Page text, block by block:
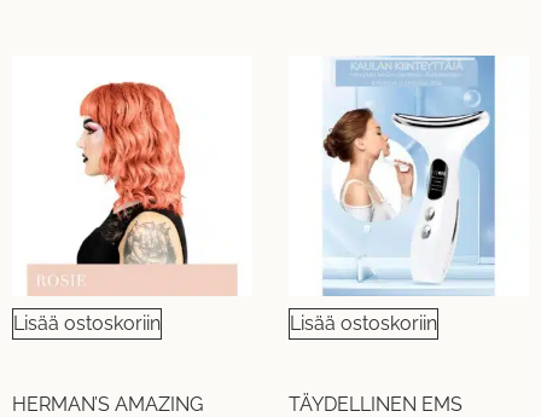
Lisää ostoskoriin
HERMAN’S AMAZING
Lisää ostoskoriin
TÄYDELLINEN EMS